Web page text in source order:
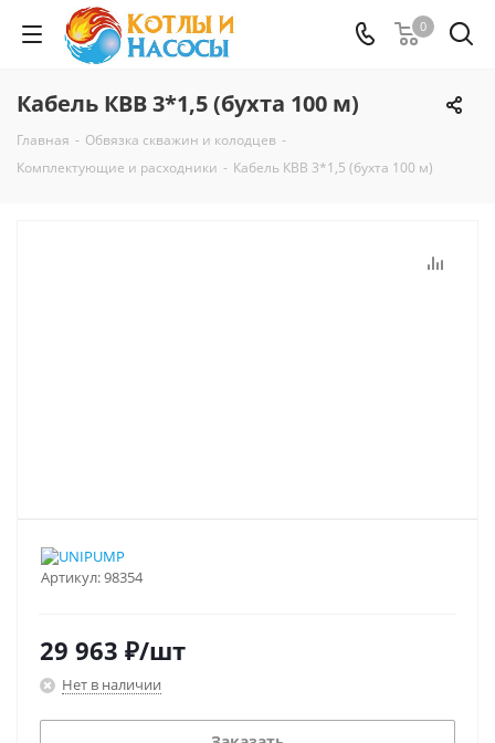
0
Кабель КВВ 3*1,5 (бухта 100 м)
Главная - Обвязка скважин и колодцев -
Комплектующие и расходники - Кабель КВВ 3*1,5 (бухта 100 м)
Артикул:98354
29 963 ₽/шт
Нет в наличии